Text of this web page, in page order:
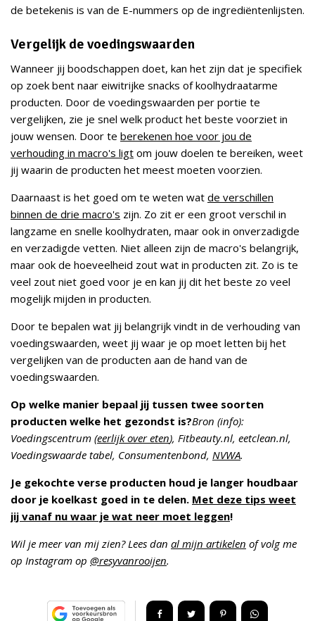
de betekenis is van de E-nummers op de ingrediëntenlijsten.
Vergelijk de voedingswaarden
Wanneer jij boodschappen doet, kan het zijn dat je specifiek
op zoek bent naar eiwitrijke snacks of koolhydraatarme
producten. Door de voedingswaarden per portie te
vergelijken, zie je snel welk product het beste voorziet in
jouw wensen. Door te berekenen hoe voor jou de
verhouding in macro's ligt om jouw doelen te bereiken, weet
jij waarin de producten het meest moeten voorzien.
Daarnaast is het goed om te weten wat de verschillen
binnen de drie macro's zijn. Zo zit er een groot verschil in
langzame en snelle koolhydraten, maar ook in onverzadigde
en verzadigde vetten. Niet alleen zijn de macro's belangrijk,
maar ook de hoeveelheid zout wat in producten zit. Zo is te
veel zout niet goed voor je en kan jij dit het beste zo veel
mogelijk mijden in producten.
Door te bepalen wat jij belangrijk vindt in de verhouding van
voedingswaarden, weet jij waar je op moet letten bij het
vergelijken van de producten aan de hand van de
voedingswaarden.
Op welke manier bepaal jij tussen twee soorten
producten welke het gezondst is?Bron (info):
Voedingscentrum (eerlijk over eten), Fitbeauty.nl, eetclean.nl,
Voedingswaarde tabel, Consumentenbond, NVWA.
Je gekochte verse producten houd je langer houdbaar
door je koelkast goed in te delen. Met deze tips weet
jij vanaf nu waar je wat neer moet leggen!
Wil je meer van mij zien? Lees dan al mijn artikelen of volg me
op Instagram op @resyvanrooijen.